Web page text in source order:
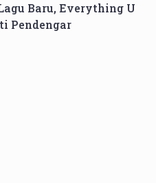
Baru, Everything U
Pendengar